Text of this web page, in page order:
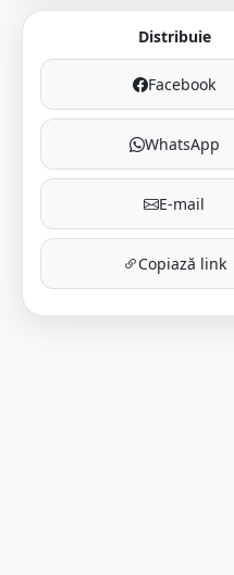
Distribuie
Facebook
WhatsApp
E-mail
Copiază link